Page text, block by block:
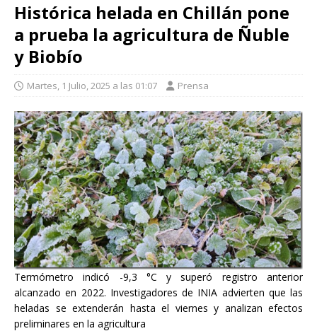
Histórica helada en Chillán pone
a prueba la agricultura de Ñuble
y Biobío
Martes, 1 Julio, 2025 a las 01:07 Prensa
Termómetro indicó -9,3 °C y superó registro anterior
alcanzado en 2022. Investigadores de INIA advierten que las
heladas se extenderán hasta el viernes y analizan efectos
preliminares en la agricultura